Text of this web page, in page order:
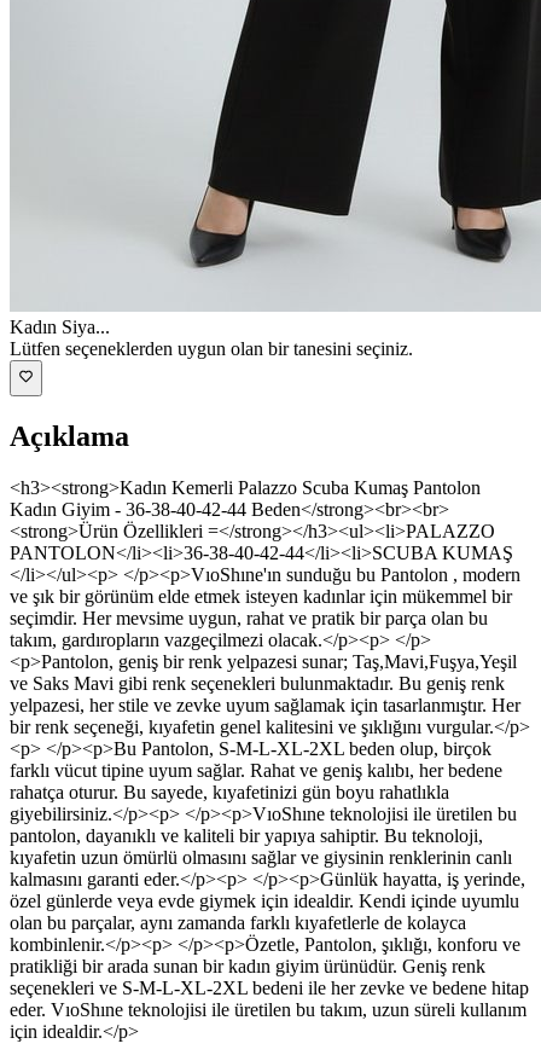
Kadın Siya...
Lütfen seçeneklerden uygun olan bir tanesini seçiniz.
Açıklama
<h3><strong>Kadın Kemerli Palazzo Scuba Kumaş Pantolon
Kadın Giyim - 36-38-40-42-44 Beden</strong><br><br>
<strong>Ürün Özellikleri =</strong></h3><ul><li>PALAZZO
PANTOLON</li><li>36-38-40-42-44</li><li>SCUBA KUMAŞ
</li></ul><p> </p><p>VıoShıne'ın sunduğu bu Pantolon , modern
ve şık bir görünüm elde etmek isteyen kadınlar için mükemmel bir
seçimdir. Her mevsime uygun, rahat ve pratik bir parça olan bu
takım, gardıropların vazgeçilmezi olacak.</p><p> </p>
<p>Pantolon, geniş bir renk yelpazesi sunar; Taş,Mavi,Fuşya,Yeşil
ve Saks Mavi gibi renk seçenekleri bulunmaktadır. Bu geniş renk
yelpazesi, her stile ve zevke uyum sağlamak için tasarlanmıştır. Her
bir renk seçeneği, kıyafetin genel kalitesini ve şıklığını vurgular.</p>
<p> </p><p>Bu Pantolon, S-M-L-XL-2XL beden olup, birçok
farklı vücut tipine uyum sağlar. Rahat ve geniş kalıbı, her bedene
rahatça oturur. Bu sayede, kıyafetinizi gün boyu rahatlıkla
giyebilirsiniz.</p><p> </p><p>VıoShıne teknolojisi ile üretilen bu
pantolon, dayanıklı ve kaliteli bir yapıya sahiptir. Bu teknoloji,
kıyafetin uzun ömürlü olmasını sağlar ve giysinin renklerinin canlı
kalmasını garanti eder.</p><p> </p><p>Günlük hayatta, iş yerinde,
özel günlerde veya evde giymek için idealdir. Kendi içinde uyumlu
olan bu parçalar, aynı zamanda farklı kıyafetlerle de kolayca
kombinlenir.</p><p> </p><p>Özetle, Pantolon, şıklığı, konforu ve
pratikliği bir arada sunan bir kadın giyim ürünüdür. Geniş renk
seçenekleri ve S-M-L-XL-2XL bedeni ile her zevke ve bedene hitap
eder. VıoShıne teknolojisi ile üretilen bu takım, uzun süreli kullanım
için idealdir.</p>